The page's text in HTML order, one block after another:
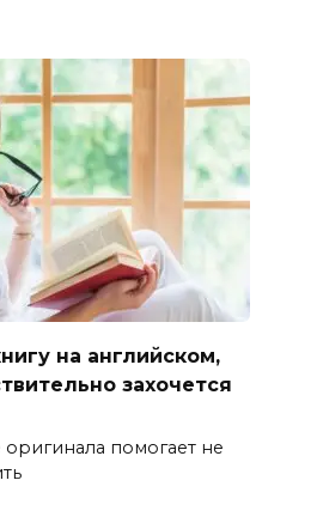
на английском,
захочется
помогает не